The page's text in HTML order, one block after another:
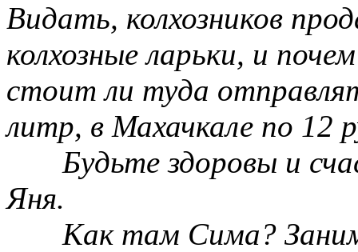
Видать, колхозников
колхозные ларьки, и
стоит ли туда
литр, в Махачкале по 12
Будьте здоровы и
Яня.
Как там Сима?